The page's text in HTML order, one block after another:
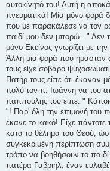
αυτοκίνητό του! Αυτή η
πνευματικά! Μία μόνο φορά
που με παρακάλεσε να τον
παιδί μου δεν μπορώ..." Δεν
μόνο Εκείνος γνωρίζει με
Άλλη μια φορά που ήμασταν
τους είχε σοβαρό
Πατήρ τους είπε ότι έκαναν
πολύ τον π. Ιωάννη να του
παππούλης του είπε: "
"! Παρ' όλη την επιμονή του
έκανε το κακό! Είχε πάντοτε
κατά το θέλημα του Θεού,
συγκεκριμένη περίπτωση
τρόπο να βοηθήσουν το
πατέρα Γαβριήλ, έναν